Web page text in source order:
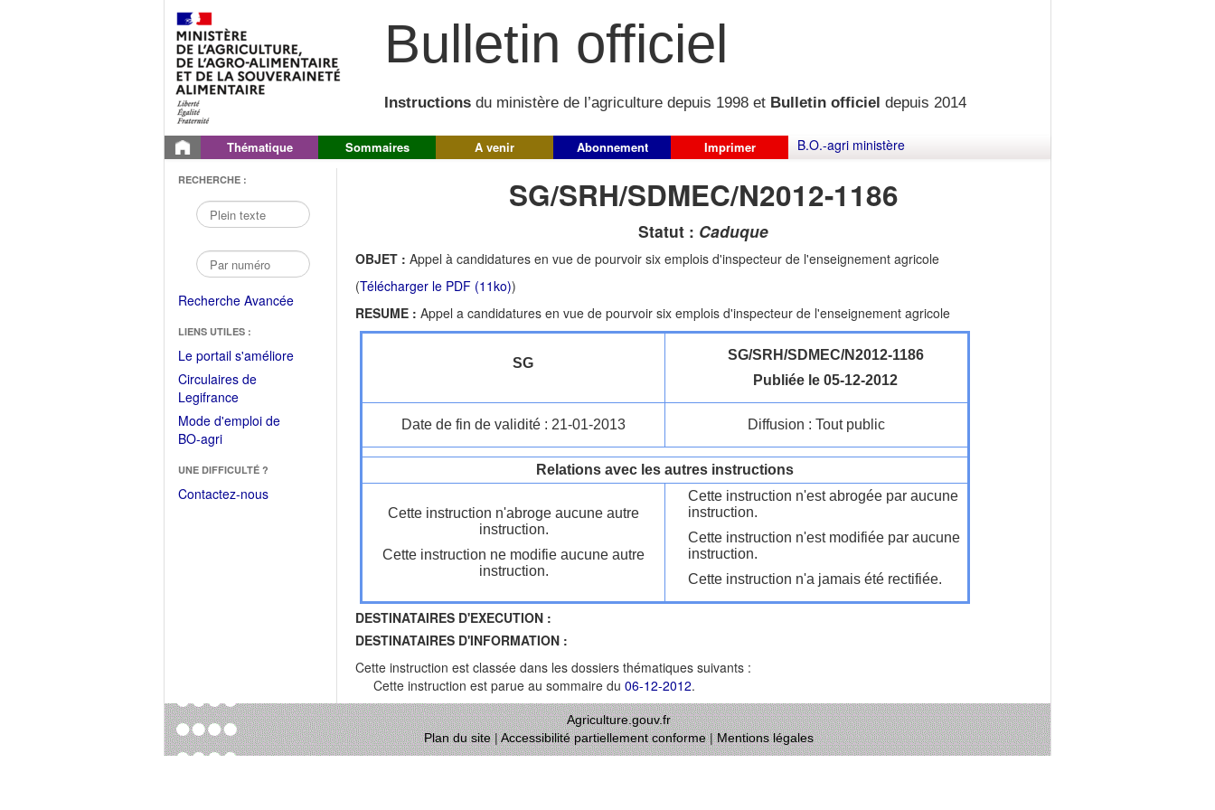
Bulletin officiel
Instructions du ministère de l’agriculture depuis 1998 et Bulletin officiel depuis 2014
Thématique Sommaires A venir Abonnement Imprimer B.O.-agri ministère
RECHERCHE :
Recherche Avancée
LIENS UTILES :
Le portail s'améliore(Fichier
Circulaires de
Legifrance(Ouvrir
dans
une
fenêtre)
Mode d'emploi de
BO-agri(Ouvrir
une
nouvelle
UNE DIFFICULTÉ ?
Contactez-nous
SG/SRH/SDMEC/N2012-1186
Statut : Caduque
OBJET : Appel à candidatures en vue de pourvoir six emplois d'inspecteur de l'enseignement agricole
(Télécharger le PDF (11ko))
RESUME : Appel a candidatures en vue de pourvoir six emplois d'inspecteur de l'enseignement agricole
SG
SG/SRH/SDMEC/N2012-1186
Publiée le 05-12-2012
Date de fin de validité : 21-01-2013 Diffusion : Tout public
Relations avec les autres instructions
Cette instruction n'abroge aucune autre
instruction.
Cette instruction ne modifie aucune autre
instruction.
Cette instruction n'est abrogée par aucune
instruction.
Cette instruction n'est modifiée par aucune
instruction.
Cette instruction n'a jamais été rectifiée.
DESTINATAIRES D'EXECUTION :
DESTINATAIRES D'INFORMATION :
Cette instruction est classée dans les dossiers thématiques suivants :
Cette instruction est parue au sommaire du 06-12-2012.
Agriculture.gouv.fr
Plan du site|Accessibilité partiellement conforme|Mentions légales